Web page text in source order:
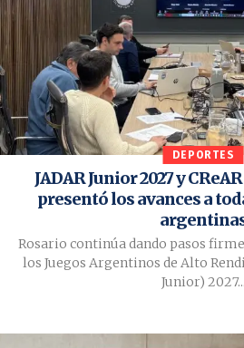
DEPORTES
JADAR Junior 2027 y
presentó los avances a
Rosario continúa dando pasos
los Juegos Argentinos de Alto
Junior) 2027...